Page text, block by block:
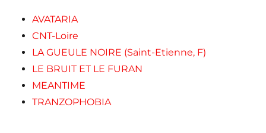
AVATARIA
CNT-Loire
LA GUEULE NOIRE (Saint-Etienne, F)
LE BRUIT ET LE FURAN
MEANTIME
TRANZOPHOBIA